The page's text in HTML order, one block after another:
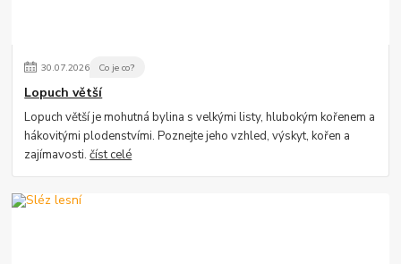
30.07.2026 Co je co?
Lopuch větší
Lopuch větší je mohutná bylina s velkými listy, hlubokým kořenem a
hákovitými plodenstvími. Poznejte jeho vzhled, výskyt, kořen a
zajímavosti.číst celé